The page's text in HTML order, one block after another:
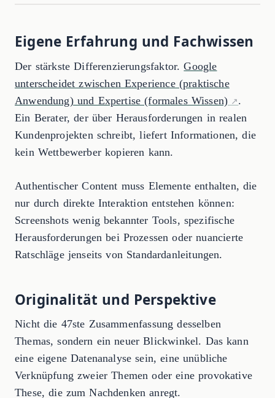
Eigene Erfahrung und Fachwissen
Der stärkste Differenzierungsfaktor.Google
unterscheidet zwischen Experience (praktische
Anwendung) und Expertise (formales Wissen)
.
Ein Berater, der über Herausforderungen in realen
Kundenprojekten schreibt, liefert Informationen, die
kein Wettbewerber kopieren kann.
Authentischer Content muss Elemente enthalten, die
nur durch direkte Interaktion entstehen können:
Screenshots wenig bekannter Tools, spezifische
Herausforderungen bei Prozessen oder nuancierte
Ratschläge jenseits von Standardanleitungen.
Originalität und Perspektive
Nicht die 47ste Zusammenfassung desselben
Themas, sondern ein neuer Blickwinkel. Das kann
eine eigene Datenanalyse sein, eine unübliche
Verknüpfung zweier Themen oder eine provokative
These, die zum Nachdenken anregt.